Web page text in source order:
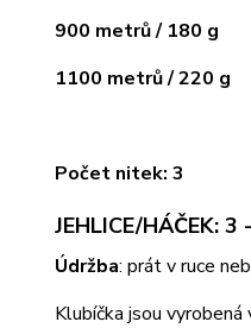
900 metrů / 180 g
1100 metrů / 220 g
Počet nitek: 3
JEHLICE/HÁČEK: 3
Údržba: prát v ruce
Klubíčka jsou